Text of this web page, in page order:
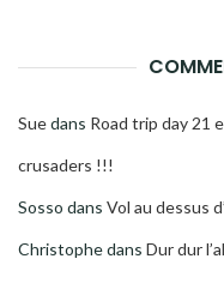
Suedans Road trip day 21
crusaders !!!
Sosso dans Vol au dessus
Christophedans Dur dur